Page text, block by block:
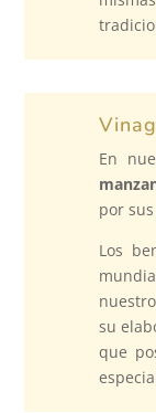
En
por
Los
su
que